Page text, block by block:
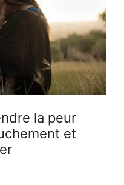
la peur
et